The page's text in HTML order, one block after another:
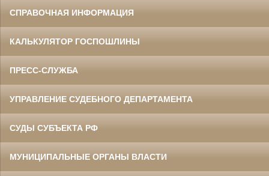
СПРАВОЧНАЯ ИНФОРМАЦИЯ
КАЛЬКУЛЯТОР ГОСПОШЛИНЫ
ПРЕСС-СЛУЖБА
УПРАВЛЕНИЕ СУДЕБНОГО ДЕПАРТАМЕНТА
СУДЫ СУБЪЕКТА РФ
МУНИЦИПАЛЬНЫЕ ОРГАНЫ ВЛАСТИ